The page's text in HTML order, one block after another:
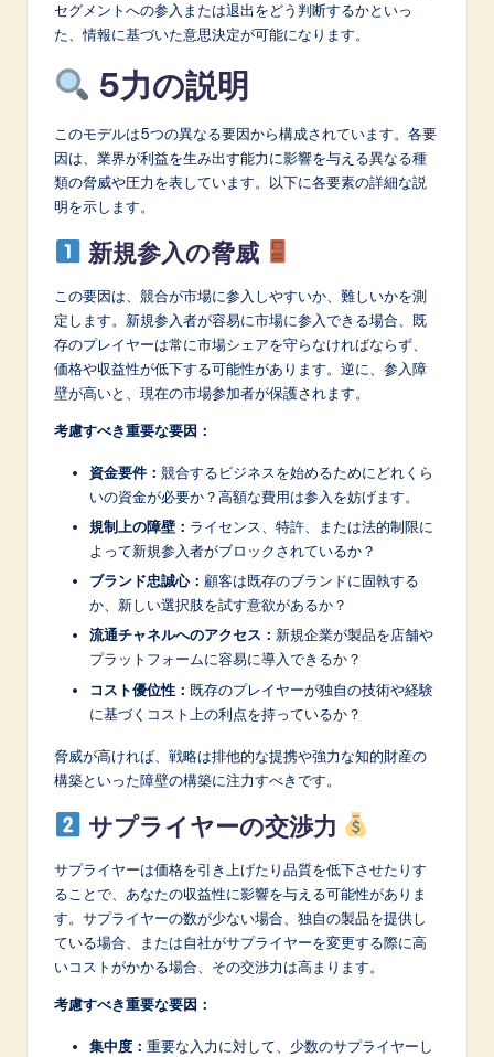
tiセグメントへの参入または退出をどう判断するかといっ
た、情報に基づいた意思決定が可能になります。
5力の説明
このモデルは5つの異なる要因から構成されています。各要
因は、業界が利益を生み出す能力に影響を与える異なる種
類の脅威や圧力を表しています。以下に各要素の詳細な説
明を示します。
新規参入の脅威
この要因は、競合が市場に参入しやすいか、難しいかを測
定します。新規参入者が容易に市場に参入できる場合、既
存のプレイヤーは常に市場シェアを守らなければならず、
価格や収益性が低下する可能性があります。逆に、参入障
壁が高いと、現在の市場参加者が保護されます。
考慮すべき重要な要因：
資金要件： 競合するビジネスを始めるためにどれくら
いの資金が必要か？高額な費用は参入を妨げます。
規制上の障壁： ライセンス、特許、または法的制限に
よって新規参入者がブロックされているか？
ブランド忠誠心： 顧客は既存のブランドに固執する
か、新しい選択肢を試す意欲があるか？
流通チャネルへのアクセス： 新規企業が製品を店舗や
プラットフォームに容易に導入できるか？
コスト優位性： 既存のプレイヤーが独自の技術や経験
に基づくコスト上の利点を持っているか？
脅威が高ければ、戦略は排他的な提携や強力な知的財産の
構築といった障壁の構築に注力すべきです。
サプライヤーの交渉力
サプライヤーは価格を引き上げたり品質を低下させたりす
ることで、あなたの収益性に影響を与える可能性がありま
す。サプライヤーの数が少ない場合、独自の製品を提供し
ている場合、または自社がサプライヤーを変更する際に高
いコストがかかる場合、その交渉力は高まります。
考慮すべき重要な要因：
集中度： 重要な入力に対して、少数のサプライヤーし